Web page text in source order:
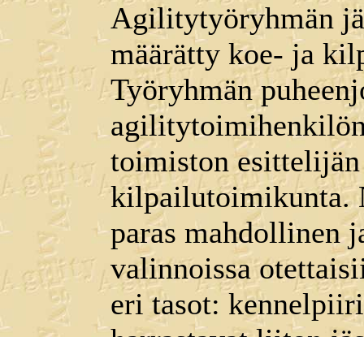
Agilitytyöryhmän
määrätty koe- ja
Työryhmän
toimiston
kilpailutoimikunta.
paras mahdollinen
valinnoissa
eri tasot: